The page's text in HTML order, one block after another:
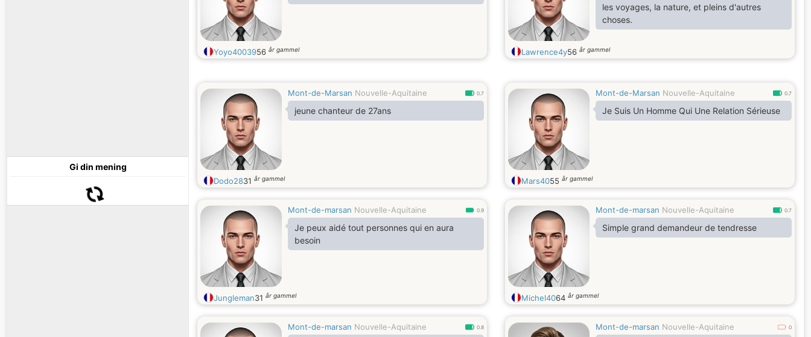
Gi din mening
Yoyo4003956 år gammel
les voyages, la nature, et pleins d'autres
choses.
Lawrence4y56 år gammel
Mont-de-Marsan Nouvelle-Aquitaine 0.7
jeune chanteur de 27ans
Dodo2831 år gammel
Mont-de-Marsan Nouvelle-Aquitaine 0.7
Je Suis Un Homme Qui Une Relation Sérieuse
Mars4055 år gammel
Mont-de-marsan Nouvelle-Aquitaine 0.9
Je peux aidé tout personnes qui en aura
besoin
Jungleman31 år gammel
Mont-de-marsan Nouvelle-Aquitaine 0.7
Simple grand demandeur de tendresse
Michel4064 år gammel
Mont-de-marsan Nouvelle-Aquitaine 0.8 Mont-de-marsan Nouvelle-Aquitaine 0